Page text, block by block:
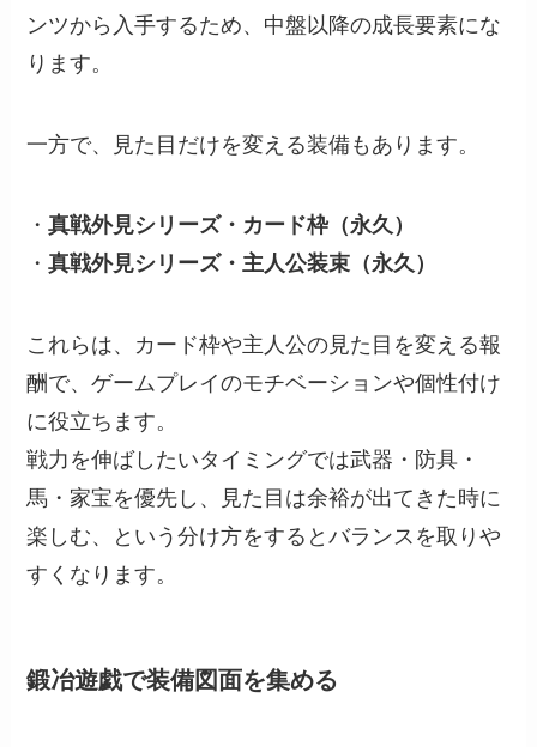
ンツから入手するため、中盤以降の成長要素にな
ります。
一方で、見た目だけを変える装備もあります。
・真戦外見シリーズ・カード枠（永久）
・真戦外見シリーズ・主人公装束（永久）
これらは、カード枠や主人公の見た目を変える報
酬で、ゲームプレイのモチベーションや個性付け
に役立ちます。
戦力を伸ばしたいタイミングでは武器・防具・
馬・家宝を優先し、見た目は余裕が出てきた時に
楽しむ、という分け方をするとバランスを取りや
すくなります。
鍛冶遊戯で装備図面を集める